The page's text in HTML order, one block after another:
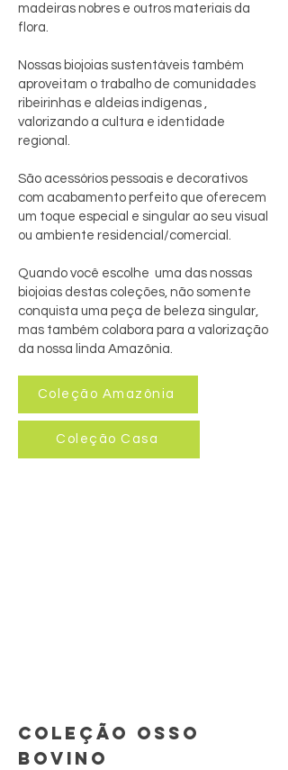
madeiras nobres e outros materiais da
flora.
Nossas biojoias sustentáveis também
aproveitam o trabalho de comunidades
ribeirinhas e aldeias indígenas ,
valorizando a cultura e identidade
regional.
São acessórios pessoais e decorativos
com acabamento perfeito que oferecem
um toque especial e singular ao seu visual
ou ambiente residencial/comercial.
Quando você escolhe uma das nossas
biojoias destas coleções, não somente
conquista uma peça de beleza singular,
mas também colabora para a valorização
da nossa linda Amazônia.
Coleção Amazônia
Coleção Casa
COLEÇÃO OSSO
BOVINO